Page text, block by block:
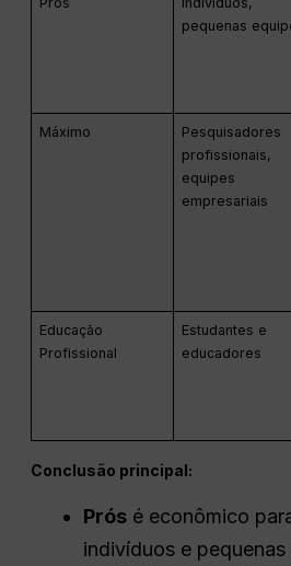
pequenas
Máximo
Pesquisadores
profissionais,
equipes
empresariais
Educação
Profissional
Estudantes e
educadores
Conclusão principal:
Prós é econômico
indivíduos e